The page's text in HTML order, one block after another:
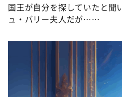
国王が自分を探していたと聞
ュ・バリー夫人だが……